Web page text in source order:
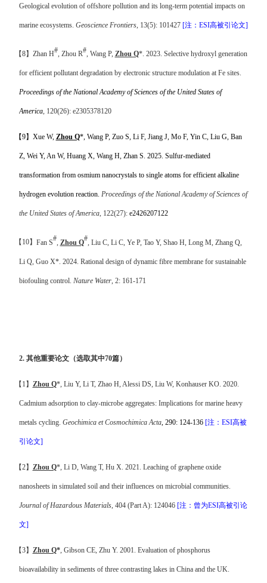
Geological evolution of offshore pollution and its long-term potential impacts on
marine ecosystems. Geoscience Frontiers, 13(5): 101427 [注 ： ESI高被引论文]
【8】 Zhan H#, Zhou R#, Wang P, Zhou Q*. 2023. Selective hydroxyl generation
for efficient pollutant degradation by electronic structure modulationat Fe sites.
Proceedings of the National Academy of Sciences of the United States of
America, 120(26): e2305378120
【9】 Xue W, Zhou Q*, Wang P, Zuo S, Li F, Jiang J, Mo F, Yin C, Liu G, Ban
Z, Wei Y, An W, Huang X, Wang H, Zhan S. 2025. Sulfur-mediated
transformation from osmium nanocrystals to single atoms for efficient alkaline
hydrogen evolution reaction. Proceedings of the National Academy of Sciences of
the United States of America, 122(27): e2426207122
【 10】 Fan S# Zhou Q# , Liu C, Li C, Ye P, Tao Y, Shao H, Long M, Zhang Q,
Li Q, Guo X*. 2024. Rational design of dynamic fibre membrane for sustainable
biofouling control. Nature Water, 2: 161-171
2. 其他重要论文（选取其中70篇）
【1 】 Zhou Q*, Liu Y, Li T, Zhao H, Alessi DS, Liu W, Konhauser KO. 2020.
Cadmium adsorption to clay-microbe aggregates: Implications for marine heavy
metals cycling. Geochimica et Cosmochimica Acta, 290: 124-136 [注 ： ESI高被
引论文]
【2】 Zhou Q*, Li D, Wang T, Hu X. 2021. Leaching of graphene oxide
nanosheets in simulated soil and their influences on microbial communities.
Journal of Hazardous Materials, 404 (Part A): 124046 [注 ：曾为ESI高被引论
文]
【3】 Zhou Q*, Gibson CE, Zhu Y. 2001. Evaluation of phosphorus
bioavailability in sediments of three contrasting lakes in China and the UK.